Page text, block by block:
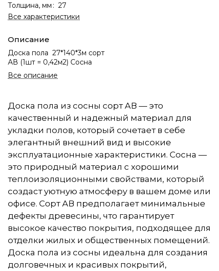
Толщина, мм : 27
Все характеристики
Описание
Доска пола 27*140*3м сорт
АВ (1шт = 0,42м2) Сосна
Все описание
Доска пола из сосны сорт АВ — это
качественный и надежный материал для
укладки полов, который сочетает в себе
элегантный внешний вид и высокие
эксплуатационные характеристики. Сосна —
это природный материал с хорошими
теплоизоляционными свойствами, который
создаст уютную атмосферу в вашем доме или
офисе. Сорт АВ предполагает минимальные
дефекты древесины, что гарантирует
высокое качество покрытия, подходящее для
отделки жилых и общественных помещений.
Доска пола из сосны идеальна для создания
долговечных и красивых покрытий,